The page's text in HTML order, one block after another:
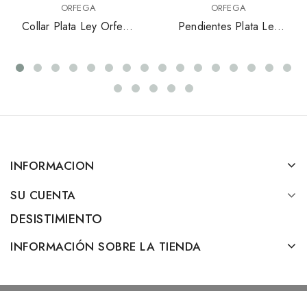
ORFEGA
Collar Plata Ley Orfega
ORFEGA
Pendientes Plata Ley
INFORMACION
SU CUENTA
DESISTIMIENTO
INFORMACIÓN SOBRE LA TIENDA